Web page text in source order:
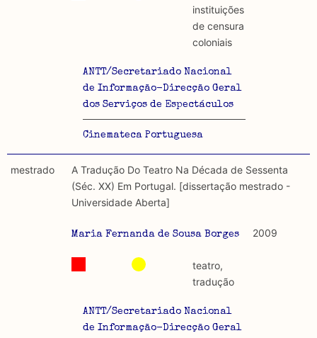
ANTT/Secretariado Nacional
de Informação-Direcção Geral
dos Serviços de Espectáculos
Cinemateca Portuguesa
instituições
de censura
coloniais
mestrado
A Tradução Do Teatro Na Década de Sessenta
(Séc. XX) Em Portugal. [dissertação mestrado -
Universidade Aberta]
Maria Fernanda de Sousa Borges 2009
ANTT/Secretariado Nacional
de Informação-Direcção Geral
teatro,
tradução